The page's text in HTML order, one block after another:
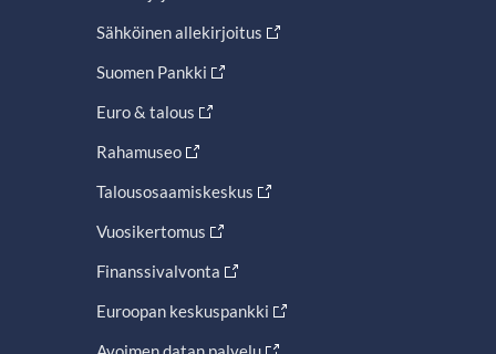
Sähköinen allekirjoitus
Suomen Pankki
Euro & talous
Rahamuseo
Talousosaamiskeskus
Vuosikertomus
Finanssivalvonta
Euroopan keskuspankki